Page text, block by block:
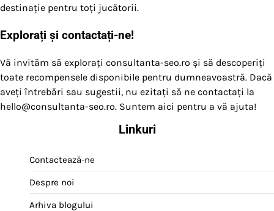
destinație pentru toți jucătorii.
Explorați și contactați-ne!
Vă invităm să explorați consultanta-seo.ro și să descoperiți
toate recompensele disponibile pentru dumneavoastră. Dacă
aveți întrebări sau sugestii, nu ezitați să ne contactați la
hello@consultanta-seo.ro. Suntem aici pentru a vă ajuta!
Linkuri
Contactează-ne
Despre noi
Arhiva blogului